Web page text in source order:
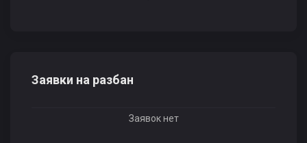
Заявки на разбан
Заявок нет